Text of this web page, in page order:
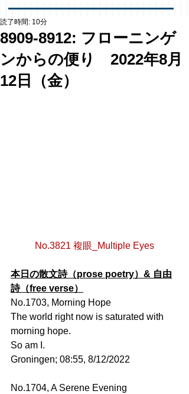
8909-8912: フローニンゲ
ンからの便り 2022年8月
12日（金）
読了時間: 10分
No.3821 複眼_Multiple Eyes
本日の散文詩（prose poetry）& 自由
詩（free verse）
No.1703, Morning Hope
The world right now is saturated with
morning hope.
So am I.
Groningen; 08:55, 8/12/2022
No.1704, A Serene Evening